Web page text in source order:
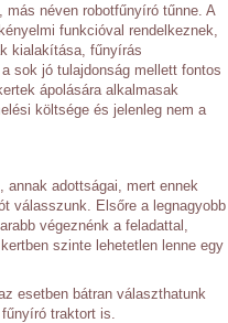
néven robotfűnyíró tűnne. A
funkcióval rendelkeznek,
kialakítása, fűnyírás
sok jó tulajdonság mellett fontos
ápolására alkalmasak
költsége és jelenleg nem a
adottságai, mert ennek
válasszunk. Elsőre a legnagyobb
végeznénk a feladattal,
szinte lehetetlen lenne egy
esetben bátran választhatunk
traktort is.